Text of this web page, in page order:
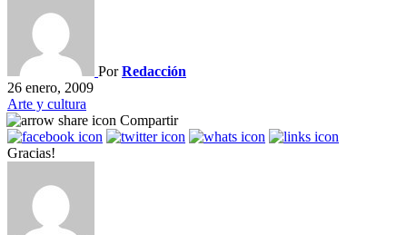
PorRedacción
26 enero, 2009
Arte y cultura
Compartir
Gracias!